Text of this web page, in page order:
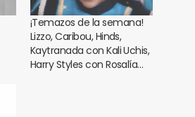
¡Temazos de la semana!
Lizzo, Caribou, Hinds,
Kaytranada con Kali Uchis,
Harry Styles con Rosalía…